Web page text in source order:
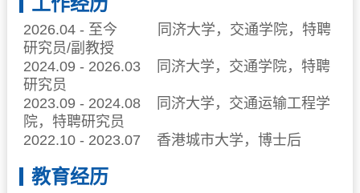
2026.04 - 至今
同济大学，交通学院，特聘
研究员/副教授
2024.09 - 2026.03
同济大学，交通学院，特聘
研究员
2023.09 - 2024.08
同济大学，交通运输工程学
院，特聘研究员
2022.10 - 2023.07
香港城市大学，博士后
教育经历